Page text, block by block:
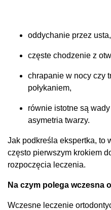
oddychanie przez usta,
częste chodzenie z
chrapanie w nocy czy
połykaniem,
równie istotne są
asymetria twarzy.
Jak podkreśla ekspertka, to
często pierwszym krokiem
rozpoczęcia leczenia.
Na czym polega wczesna
Wczesne leczenie